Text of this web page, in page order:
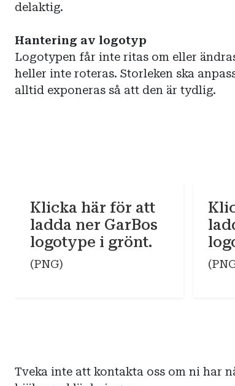
delaktig.
Hantering av logotyp
Logotypen får inte ritas om eller
heller inte roteras. Storleken ska
alltid exponeras så att den är tydlig.
Klicka här för att
ladda ner GarBos
logotype i grönt.
(PNG)
Tveka inte att kontakta oss om ni har